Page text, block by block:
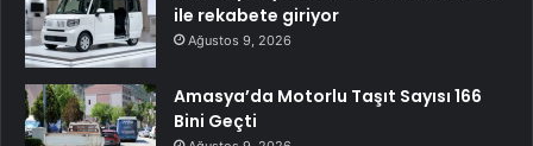
ile rekabete giriyor
Ağustos 9, 2026
Amasya’da Motorlu Taşıt Sayısı 166
Bini Geçti